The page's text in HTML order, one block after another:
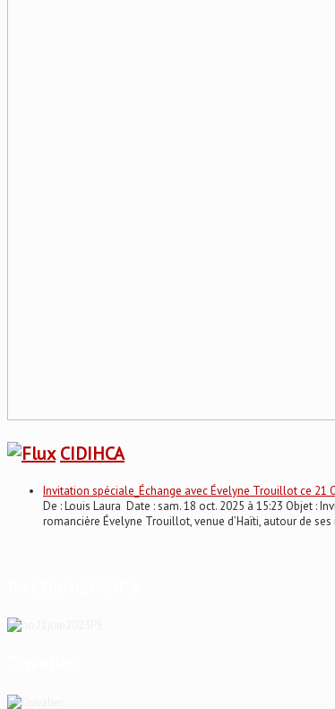
CIDIHCA
Invitation spéciale_Échange avec Évelyne Trouillot ce 21
De : Louis Laura Date : sam. 18 oct. 2025 à 15:23 Objet :
romancière Évelyne Trouillot, venue d’Haïti, autour de